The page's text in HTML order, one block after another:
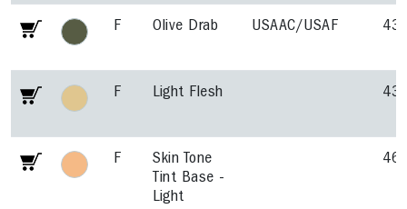
F Olive Drab USAAC/USAF
F Light Flesh
F
Skin Tone
Tint Base -
Light